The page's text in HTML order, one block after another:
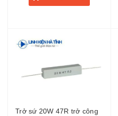
Trở sứ 20W 47R trở công